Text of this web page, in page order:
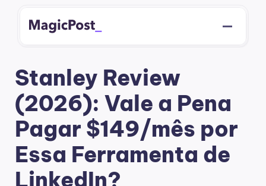
Stanley Review
(2026): Vale a Pena
Pagar $149/mês por
Essa Ferramenta de
LinkedIn?